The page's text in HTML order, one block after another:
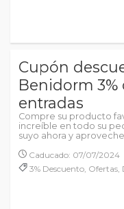
Cupón
Benidorm
entradas
Compre su producto
increíble en todo su
suyo ahora y
Caducado: 07/07/2024
3% Descuento,